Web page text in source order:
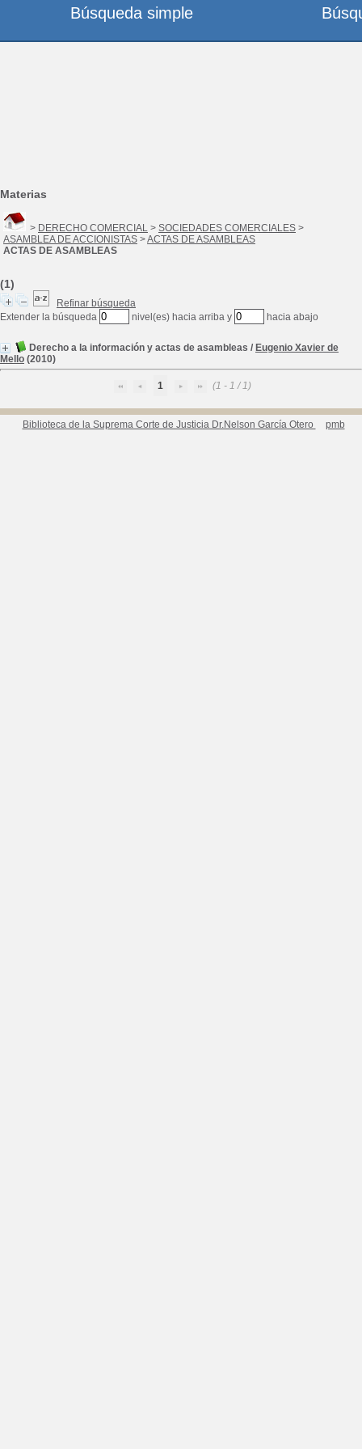
Materias
> DERECHO COMERCIAL > SOCIEDADES COMERCIALES >
ASAMBLEA DE ACCIONISTAS >ACTAS DE ASAMBLEAS
ACTAS DE ASAMBLEAS
(1)
Refinar búsqueda
Extender la búsqueda
nivel(es) hacia arriba y hacia abajo
Derecho a la información y actas de asambleas / Eugenio Xavier de
Mello (2010)
1 (1 - 1 / 1)
Biblioteca de la Suprema Corte de Justicia Dr.Nelson García Otero pmb
Búsqueda simple